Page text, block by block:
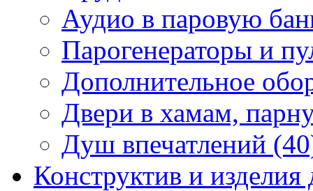
Аудио в паровую
Парогенераторы и
Дополнительное
Двери в хамам,
Душ впечатлений
Конструктив и изделия